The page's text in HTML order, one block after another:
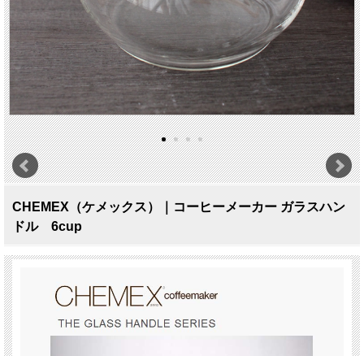
CHEMEX（ケメックス）｜コーヒーメーカー ガラスハン
ドル 6cup